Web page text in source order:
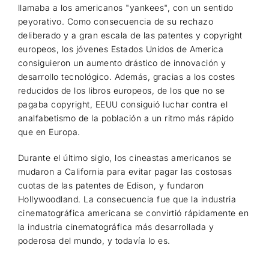
llamaba a los americanos "yankees", con un sentido
peyorativo. Como consecuencia de su rechazo
deliberado y a gran escala de las patentes y copyright
europeos, los jóvenes Estados Unidos de America
consiguieron un aumento drástico de innovación y
desarrollo tecnológico. Además, gracias a los costes
reducidos de los libros europeos, de los que no se
pagaba copyright, EEUU consiguió luchar contra el
analfabetismo de la población a un ritmo más rápido
que en Europa.
Durante el último siglo, los cineastas americanos se
mudaron a California para evitar pagar las costosas
cuotas de las patentes de Edison, y fundaron
Hollywoodland. La consecuencia fue que la industria
cinematográfica americana se convirtió rápidamente en
la industria cinematográfica más desarrollada y
poderosa del mundo, y todavía lo es.